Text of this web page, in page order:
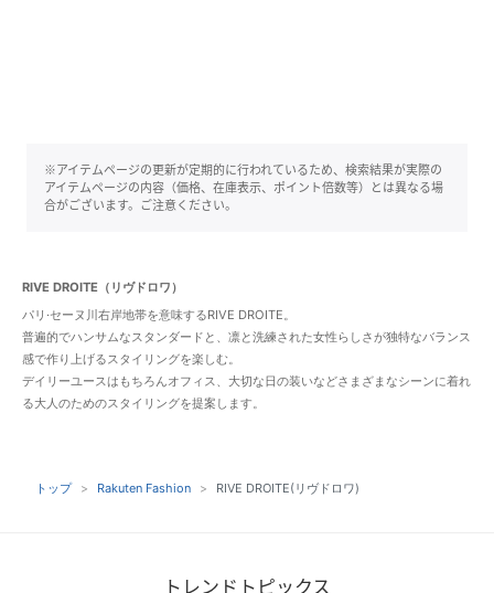
※アイテムページの更新が定期的に行われているため、検索結果が実際の
アイテムページの内容（価格、在庫表示、ポイント倍数等）とは異なる場
合がございます。ご注意ください。
RIVE DROITE（リヴドロワ）
パリ·セーヌ川右岸地帯を意味するRIVE DROITE。
普遍的でハンサムなスタンダードと、凛と洗練された女性らしさが独特なバランス
感で作り上げるスタイリングを楽しむ。
デイリーユースはもちろんオフィス、大切な日の装いなどさまざまなシーンに着れ
る大人のためのスタイリングを提案します。
トップ Rakuten Fashion RIVE DROITE(リヴドロワ)
トレンドトピックス